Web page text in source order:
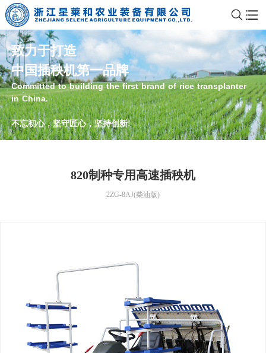
致力于打造
中国插秧机第一品牌
Committed to building the first brand of rice transplanter
in China.
不忘初心，坚守匠心，坚持创新!
820制种专用高速插秧机
2ZG-8AJ(柴油版)